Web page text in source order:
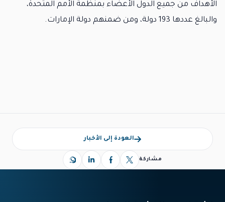
الأهداف من جميع الدول الأعضاء بمنظمة الأمم المتحدة،
والبالغ عددها 193 دولة، ومن ضمنهم دولة الإمارات.
العودة إلى الأخبار
مشاركة